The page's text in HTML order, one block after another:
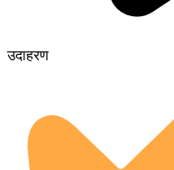
उदाहरण